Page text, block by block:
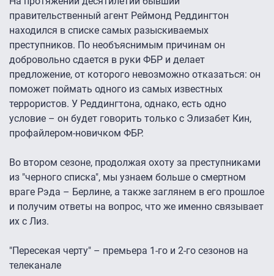
правительственный агент Реймонд Реддингтон
находился в списке самых разыскиваемых
преступников. По необъяснимым причинам он
добровольно сдается в руки ФБР и делает
предложение, от которого невозможно отказаться: он
поможет поймать одного из самых известных
террористов. У Реддингтона, однако, есть одно
условие – он будет говорить только с Элизабет Кин,
профайлером-новичком ФБР.
Во втором сезоне, продолжая охоту за преступниками
из "черного списка", мы узнаем больше о смертном
враге Рэда – Берлине, а также заглянем в его прошлое
и получим ответы на вопрос, что же именно связывает
их с Лиз.
"Пересекая черту" – премьера 1-го и 2-го сезонов на
телеканале